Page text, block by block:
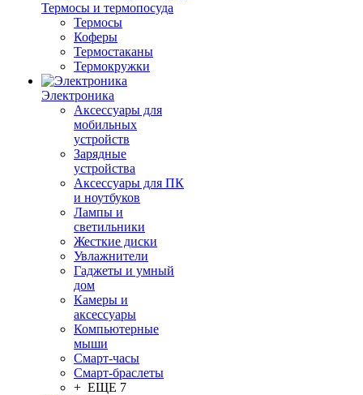
Термосы и термопосуда
Термосы
Коферы
Термостаканы
Термокружки
Электроника
Аксессуары для
мобильных
устройств
Зарядные
устройства
Аксессуары для ПК
и ноутбуков
Лампы и
светильники
Жесткие диски
Увлажнители
Гаджеты и умный
дом
Камеры и
аксессуары
Компьютерные
мыши
Смарт-часы
Смарт-браслеты
+ ЕЩЕ 7